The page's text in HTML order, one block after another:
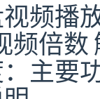
频播
频倍数
主要